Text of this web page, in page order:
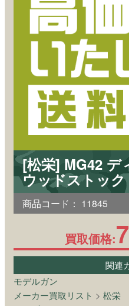
[松栄] MG42 デ
ウッドストッ
商品コード： 11845
買取価格:
関連
モデルガン
メーカー買取リスト > 松栄